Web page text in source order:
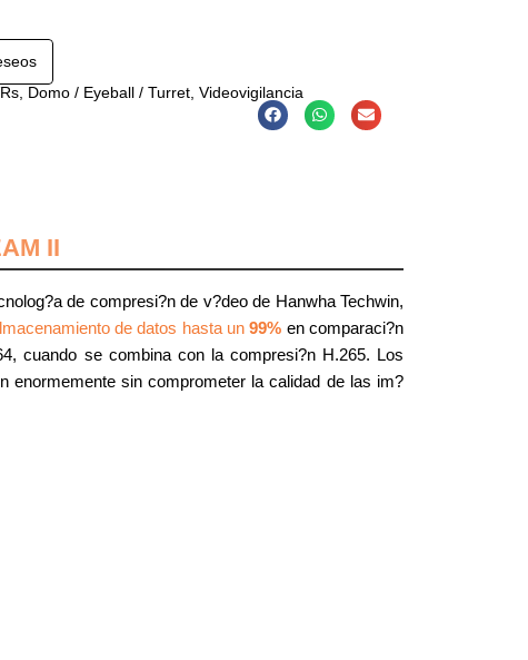
Domo / Eyeball / Turret Videovigilancia
II
de compresi?n de v?deo de Hanwha Techwin,
de datos hasta un99% en comparaci?n
cuando se combina con la compresi?n H.265. Los
enormemente sin comprometer la calidad de las im?